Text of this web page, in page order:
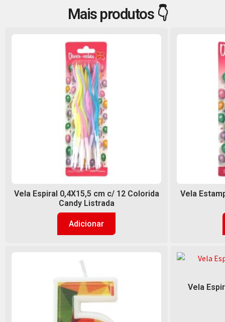
Vela Espiral 0,4X15,5 cm c/ 12 Colorida
Candy Listrada
Adicionar
Vela
Vela
Mais produtos 👇